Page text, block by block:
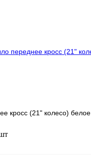
наличии
кросс (21" колесо) белое